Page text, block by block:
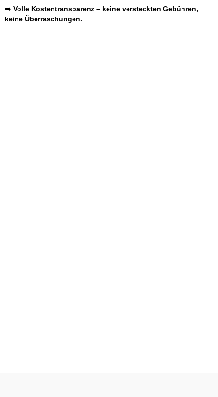
➡️ Volle Kostentransparenz – keine versteckten Gebühren,
keine Überraschungen.